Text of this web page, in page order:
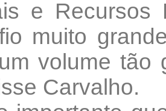
e Recursos
muito
volume tão
Carvalho.